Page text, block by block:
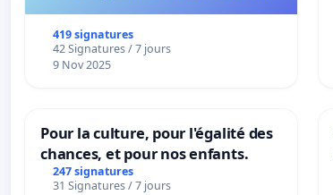
419 signatures
42 Signatures / 7 jours
9 Nov 2025
Pour la culture, pour l'égalité des
chances, et pour nos enfants.
247 signatures
31 Signatures / 7 jours